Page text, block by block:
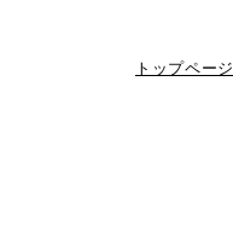
トップページ